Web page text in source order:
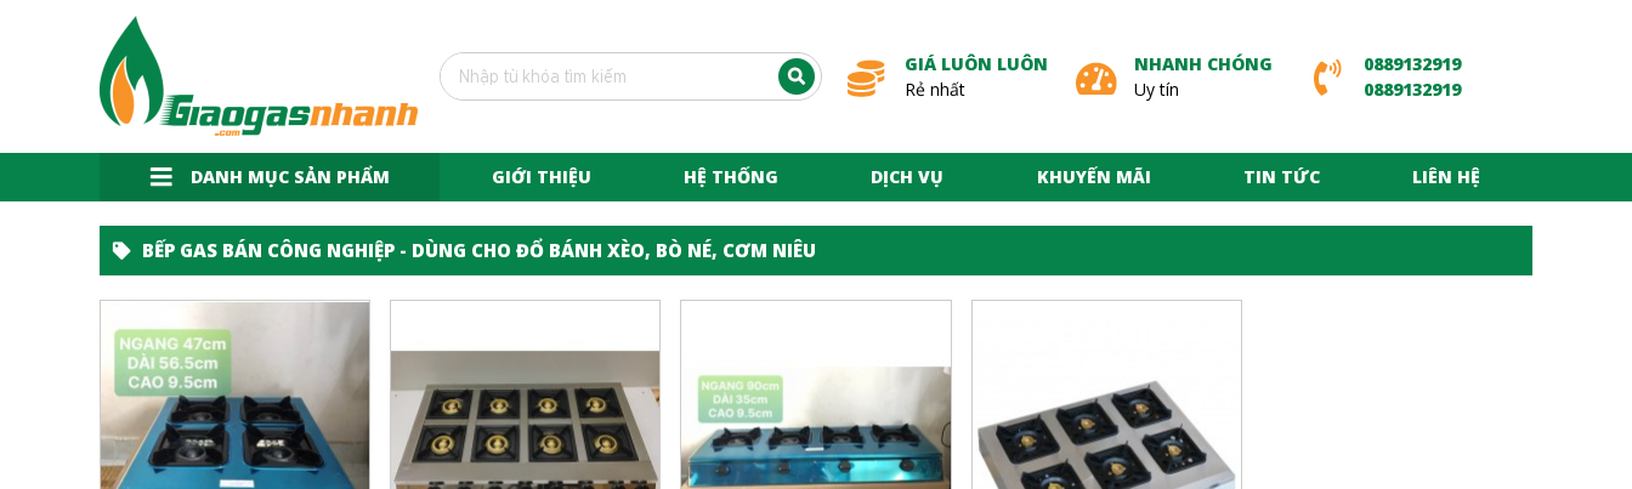
GIÁ LUÔN LUÔN
Rẻ nhất
NHANH CHÓNG
Uy tín
0889132919
0889132919
DANH MỤC SẢN PHẨM GIỚI THIỆU HỆ THỐNG DỊCH VỤ KHUYẾN MÃI TIN TỨC LIÊN HỆ
BẾP GAS BÁN CÔNG NGHIỆP - DÙNG CHO ĐỔ BÁNH XÈO, BÒ NÉ, CƠM NIÊU